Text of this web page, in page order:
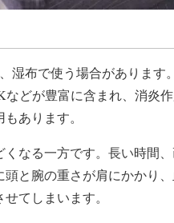
湿布で使う場合があります
どが豊富に含まれ、消炎
あります。
なる一方です。長い時間
と腕の重さが肩にかかり
てしまいます。